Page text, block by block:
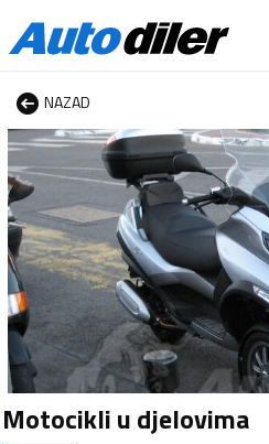
NAZAD
Motocikli u djelovima